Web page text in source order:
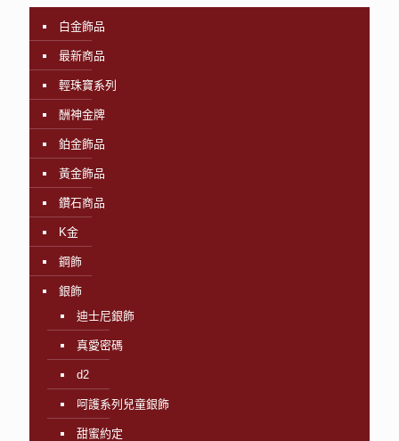
白金飾品
最新商品
輕珠寶系列
酬神金牌
鉑金飾品
黃金飾品
鑽石商品
K金
鋼飾
銀飾
迪士尼銀飾
真愛密碼
d2
呵護系列兒童銀飾
甜蜜約定